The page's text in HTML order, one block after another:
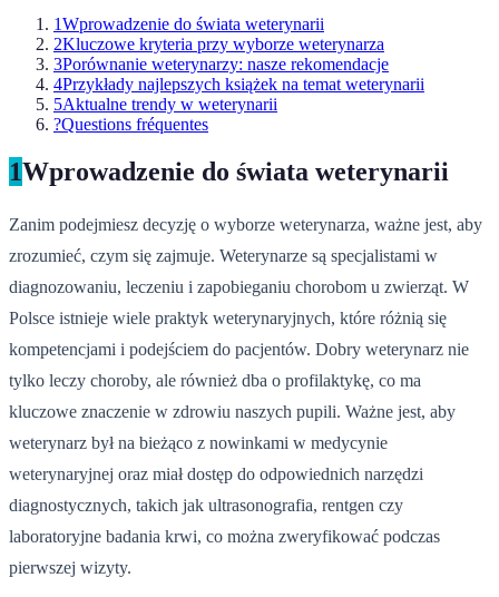
1Wprowadzenie do świata weterynarii
2Kluczowe kryteria przy wyborze weterynarza
3Porównanie weterynarzy: nasze rekomendacje
4Przykłady najlepszych książek na temat weterynarii
5Aktualne trendy w weterynarii
?Questions fréquentes
1Wprowadzenie do świata weterynarii
Zanim podejmiesz decyzję o wyborze weterynarza, ważne jest, aby
zrozumieć, czym się zajmuje. Weterynarze są specjalistami w
diagnozowaniu, leczeniu i zapobieganiu chorobom u zwierząt. W
Polsce istnieje wiele praktyk weterynaryjnych, które różnią się
kompetencjami i podejściem do pacjentów. Dobry weterynarz nie
tylko leczy choroby, ale również dba o profilaktykę, co ma
kluczowe znaczenie w zdrowiu naszych pupili. Ważne jest, aby
weterynarz był na bieżąco z nowinkami w medycynie
weterynaryjnej oraz miał dostęp do odpowiednich narzędzi
diagnostycznych, takich jak ultrasonografia, rentgen czy
laboratoryjne badania krwi, co można zweryfikować podczas
pierwszej wizyty.